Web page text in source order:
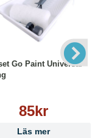
Go Paint Universal
85kr
Läs mer